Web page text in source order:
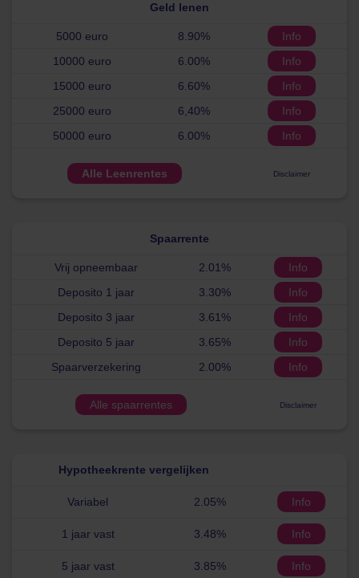
Geld lenen
5000 euro 8.90%
Info
10000 euro
6.00%
Info
15000 euro
6.60%
Info
25000 euro
6,40%
Info
50000 euro
6.00% Info
Alle Leenrentes Disclaimer
Spaarrente
Vrij opneembaar 2.01%
Info
Deposito 1 jaar
3.30%
Info
Deposito 3 jaar
3.61%
Info
Deposito 5 jaar
3.65%
Info
Spaarverzekering
2.00% Info
Alle spaarrentes Disclaimer
Hypotheekrente vergelijken
Variabel 2.05% Info
1 jaar vast 3.48% Info
5 jaar vast 3.85% Info